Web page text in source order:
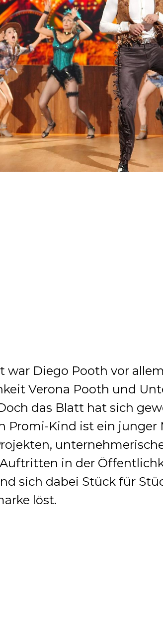
war Diego Pooth vor
Verona Pooth und
das Blatt hat sich
Promi-Kind ist ein junger
in der
sich dabei Stück für
löst.